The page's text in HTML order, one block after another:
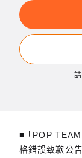
■ 「POP
格錯誤致歉公